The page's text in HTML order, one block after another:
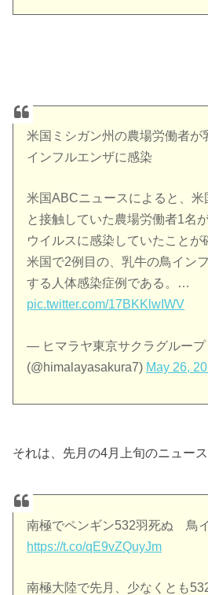
米国ミシガン州の農場労働者が
インフルエンザに感染
米国ABCニュースによると、
と接触していた農場労働者1名
ウイルスに感染していたことが
米国で2例目の、乳牛の鳥イン
する人体感染症例である。…
pic.twitter.com/17BKKlwIWV
— ヒマラヤ東京サクラグループ
(@himalayasakura7) May 26,
それは、先月の4月上旬のニュー
南極でペンギン532羽死ぬ 鳥
https://t.co/qE9vZQuyJm
南極大陸で先月、少なくとも